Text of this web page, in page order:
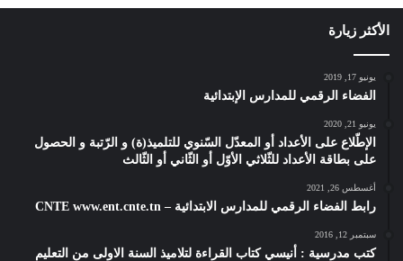
الأكثر زيارة
يونيو 17, 2019
الفضاء الرقمي للمدارس الإبتدائية
يونيو 21, 2020
الإطّلاع على الأعداد أو المعدّل السّنوي للتلميذ(ة) و الرّتبة و الحصول
على بطاقة الأعداد للثّلاثي الأوّل أو الثّاني أو الثّالث
أغسطس 26, 2021
رابط الفضاء الرقمي للمدارس الابتدائية – CNTE www.ent.cnte.tn
سبتمبر 12, 2016
كتب مدرسية : أنيسي كتاب القراءة لتلاميذ السنة الاولى من التعليم